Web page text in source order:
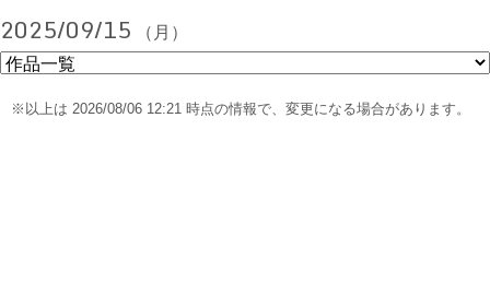
2025/09/15 （月）
※以上は 2026/08/06 12:21 時点の情報で、変更になる場合があります。